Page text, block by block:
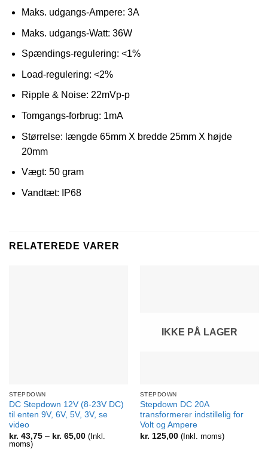
Maks. udgangs-Ampere: 3A
Maks. udgangs-Watt: 36W
Spændings-regulering: <1%
Load-regulering: <2%
Ripple & Noise: 22mVp-p
Tomgangs-forbrug: 1mA
Størrelse: længde 65mm X bredde 25mm X højde
20mm
Vægt: 50 gram
Vandtæt: IP68
RELATEREDE VARER
STEPDOWN
DC Stepdown 12V (8-23V DC)
til enten 9V, 6V, 5V, 3V, se
video
kr. 43,75 – kr. 65,00Prisinterval:
kr. 43,75
(Inkl.
moms)
IKKE PÅ LAGER
STEPDOWN
Stepdown DC 20A
transformerer indstillelig for
Volt og Ampere
kr. 125,00(Inkl. moms)